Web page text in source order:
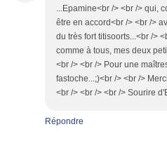
...Epamine<br /> <br /> qui,
être en accord<br /> <br />
du très fort titisoorts...<br />
comme à tous, mes deux
<br /> <br /> Pour une
fastoche...;)<br /> <br />
<br /> <br /> <br /> Sourire
Répondre